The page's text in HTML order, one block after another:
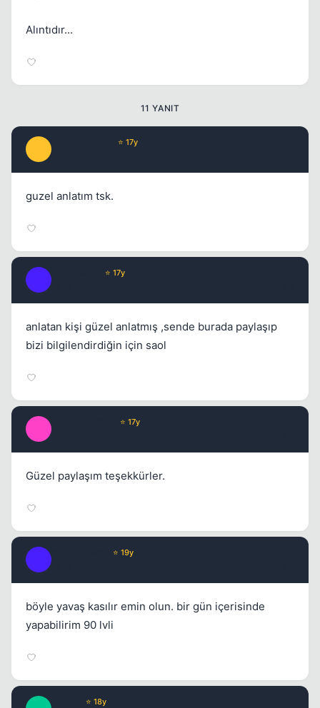
Alıntıdır...
11 YANIT
⭐ 17y
guzel anlatım tsk.
⭐ 17y
anlatan kişi güzel anlatmış ,sende burada paylaşıp
bizi bilgilendirdiğin için saol
⭐ 17y
Güzel paylaşım teşekkürler.
⭐ 19y
böyle yavaş kasılır emin olun. bir gün içerisinde
yapabilirim 90 lvli
⭐ 18y